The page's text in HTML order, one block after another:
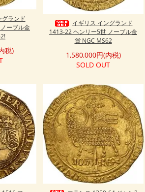
グランド
ーブル金
税)
イギリス イングランド
1413-22 ヘンリー5世 ノーブル金
貨 NGC MS62
1,580,000円(内税)
SOLD OUT